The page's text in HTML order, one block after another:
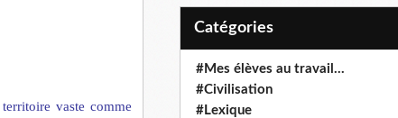
vaste comme
Catégories
#Mes élèves au travail...
#Civilisation
#Lexique